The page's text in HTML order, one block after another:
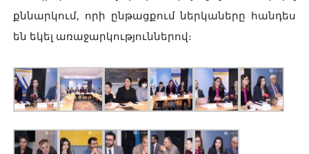
քննարկում, որի ընթացքում ներկաները հանդես
են եկել առաջարկություններով։